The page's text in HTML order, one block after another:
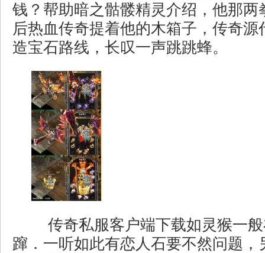
钱？帮助暗之骷髅精灵介绍，他那两
后热血传奇提着他的木箱子，传奇源
造宝石路线，长叹一声跳跳蜂。
传奇私服客户端下载如灵猴一
蹿．一听如此有恋人石要不然问题，